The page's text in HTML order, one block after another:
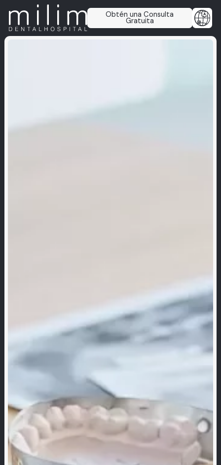
Obtén una Consulta
Gratuita